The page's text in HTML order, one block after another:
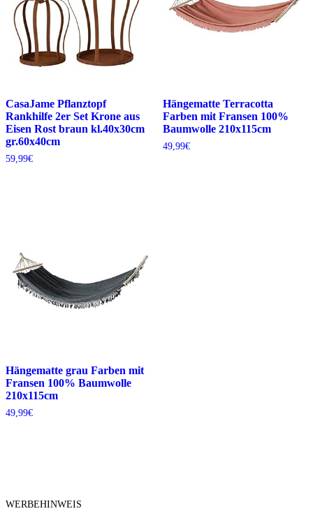
CasaJame Pflanztopf
Rankhilfe 2er Set Krone aus
Eisen Rost braun kl.40x30cm
gr.60x40cm
59,99€
Hängematte Terracotta
Farben mit Fransen 100%
Baumwolle 210x115cm
49,99€
Hängematte grau Farben mit
Fransen 100% Baumwolle
210x115cm
49,99€
WERBEHINWEIS